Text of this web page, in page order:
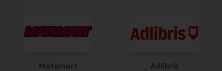
Matsmart Adlibris